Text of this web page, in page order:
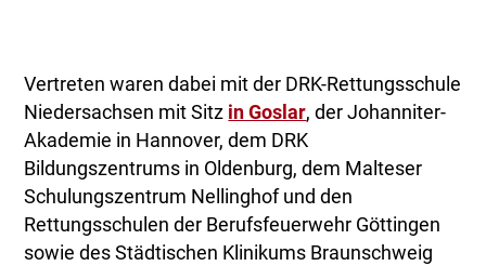
Vertreten waren dabei mit der DRK-Rettungsschule
Niedersachsen mit Sitz in Goslar, der Johanniter-
Akademie in Hannover, dem DRK
Bildungszentrums in Oldenburg, dem Malteser
Schulungszentrum Nellinghof und den
Rettungsschulen der Berufsfeuerwehr Göttingen
sowie des Städtischen Klinikums Braunschweig